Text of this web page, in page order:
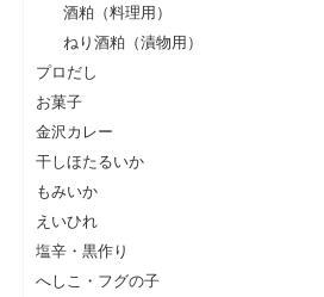
酒粕（料理用）
ねり酒粕（漬物用）
プロだし
お菓子
金沢カレー
干しほたるいか
もみいか
えいひれ
塩辛・黒作り
へしこ・フグの子